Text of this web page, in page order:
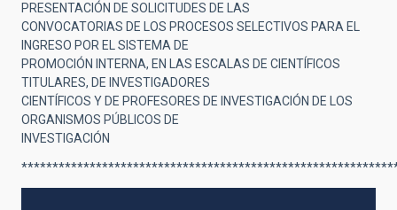
PRESENTACIÓN DE SOLICITUDES DE LAS
CONVOCATORIAS DE LOS PROCESOS SELECTIVOS PARA EL
INGRESO POR EL SISTEMA DE
PROMOCIÓN INTERNA, EN LAS ESCALAS DE CIENTÍFICOS
TITULARES, DE INVESTIGADORES
CIENTÍFICOS Y DE PROFESORES DE INVESTIGACIÓN DE LOS
ORGANISMOS PÚBLICOS DE
INVESTIGACIÓN